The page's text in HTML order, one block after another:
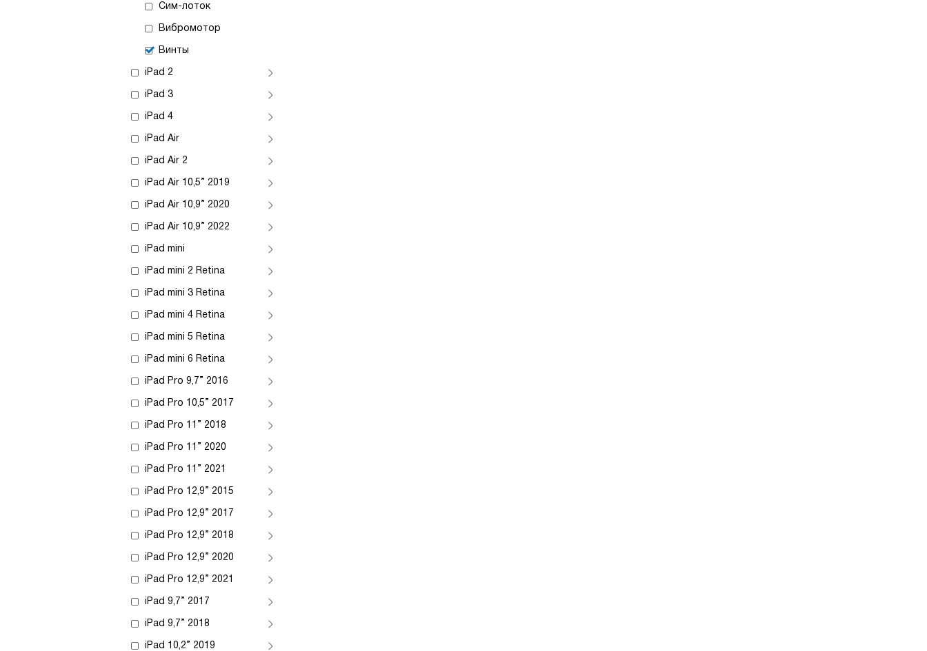
Сим-лоток
Вибромотор
Винты
iPad 2
iPad 3
iPad 4
iPad Air
iPad Air 2
iPad Air 10,5” 2019
iPad Air 10,9” 2020
iPad Air 10,9” 2022
iPad mini
iPad mini 2 Retina
iPad mini 3 Retina
iPad mini 4 Retina
iPad mini 5 Retina
iPad mini 6 Retina
iPad Pro 9,7” 2016
iPad Pro 10,5” 2017
iPad Pro 11” 2018
iPad Pro 11” 2020
iPad Pro 11” 2021
iPad Pro 12,9” 2015
iPad Pro 12,9” 2017
iPad Pro 12,9” 2018
iPad Pro 12,9” 2020
iPad Pro 12,9” 2021
iPad 9,7” 2017
iPad 9,7” 2018
iPad 10,2” 2019